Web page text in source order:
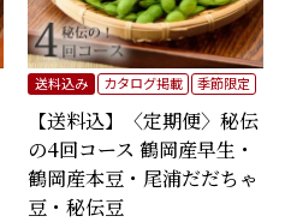
【送料込】〈定期便〉秘伝
の4回コース 鶴岡産早生・
鶴岡産本豆・尾浦だだちゃ
豆・秘伝豆
送料込み カタログ掲載 季節限定